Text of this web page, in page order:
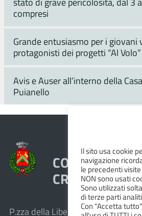
compresi
Grande entusiasmo per i giovani
protagonisti dei progetti “Al Volo”
Avis e Auser all’interno della
Puianello
COMUNE DI
CROSTOLO
P.zza della Libertà, 1 – 42030
Il sito usa cookie
navigazione
le precedenti
NON sono usati
Sono utilizzati
di terze parti
Con "Accetta